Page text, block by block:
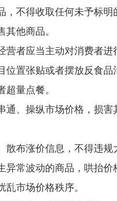
，不得收取任何未予标明
其他商品。
营者应当主动对消费者进
位置张贴或者摆放反食品
超量点餐。
通、操纵市场价格，损害
散布涨价信息， 不得违规
异常波动的商品，哄抬价
市场价格秩序。